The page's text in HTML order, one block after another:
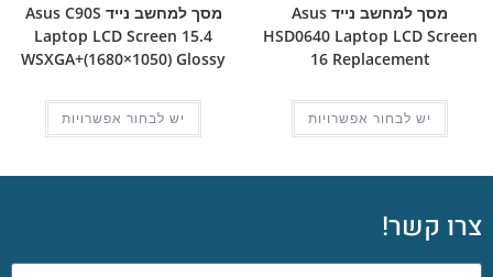
מסך למחשב נייד Asus
HSD0640 Laptop LCD Screen
16 Replacement
יש לבחור אפשרויות
מסך למחשב נייד Asus C90S
Laptop LCD Screen 15.4
WSXGA+(1680×1050) Glossy
יש לבחור אפשרויות
צרו קשר!